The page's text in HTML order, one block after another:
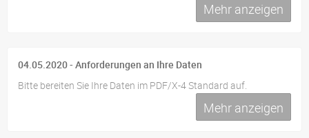
Mehr anzeigen
04.05.2020 - Anforderungen an Ihre Daten
Bitte bereiten Sie Ihre Daten im PDF/X-4 Standard auf.
Mehr anzeigen